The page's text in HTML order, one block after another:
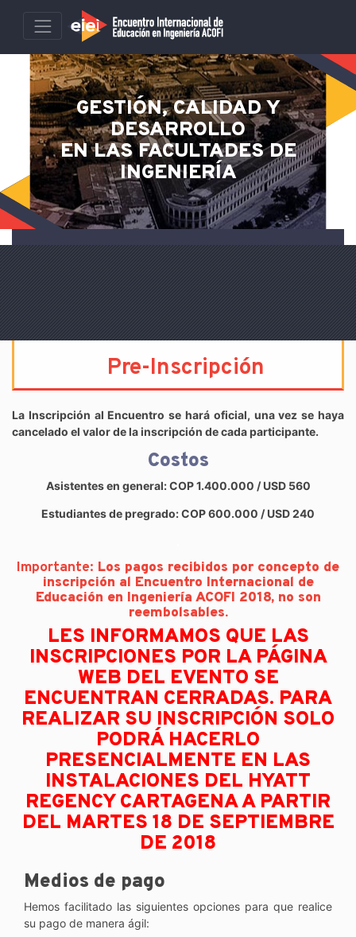
GESTIÓN, CALIDAD Y
DESARROLLO
EN LAS FACULTADES DE
INGENIERÍA
Pre-Inscripción
La Inscripción al Encuentro se hará oficial, una vez se haya
cancelado el valor de la inscripción de cada participante.
Costos
Asistentes en general: COP 1.400.000 / USD 560
Estudiantes de pregrado: COP 600.000 / USD 240
Importante: Los pagos recibidos por concepto de
inscripción al Encuentro Internacional de
Educación en Ingeniería ACOFI 2018, no son
reembolsables.
LES INFORMAMOS QUE LAS
INSCRIPCIONES POR LA PÁGINA
WEB DEL EVENTO SE
ENCUENTRAN CERRADAS. PARA
REALIZAR SU INSCRIPCIÓN SOLO
PODRÁ HACERLO
PRESENCIALMENTE EN LAS
INSTALACIONES DEL HYATT
REGENCY CARTAGENA A PARTIR
DEL MARTES 18 DE SEPTIEMBRE
DE 2018
Medios de pago
Hemos facilitado las siguientes opciones para que realice
su pago de manera ágil: